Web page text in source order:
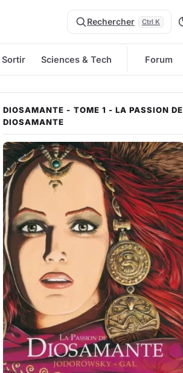
Rechercher Ctrl K
Sortir Sciences & Tech Forum
DIOSAMANTE - TOME 1 - LA PASSION DE
DIOSAMANTE